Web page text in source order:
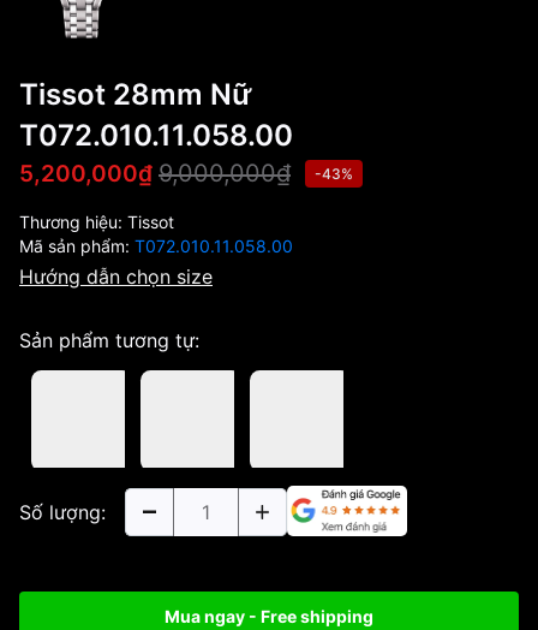
Tissot 28mm Nữ
T072.010.11.058.00
5,200,000₫ 9,000,000₫ -43%
Thương hiệu: Tissot
Mã sản phẩm: T072.010.11.058.00
Hướng dẫn chọn size
Sản phẩm tương tự:
Số lượng:
Mua ngay - Free shipping